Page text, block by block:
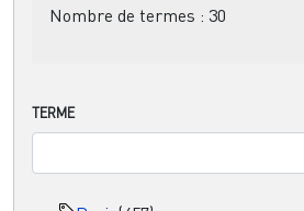
Nombre de termes : 30
TERME